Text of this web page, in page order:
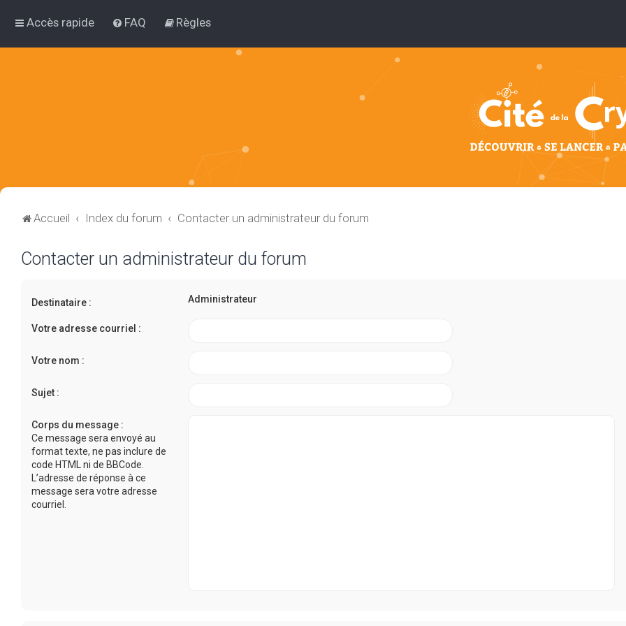
Accès rapide FAQ Règles
Accueil Index du forum Contacter un administrateur du forum
Contacter un administrateur du forum
Destinataire : Administrateur
Votre adresse courriel :
Votre nom :
Sujet :
Corps du message :
Ce message sera envoyé au
format texte, ne pas inclure de
code HTML ni de BBCode.
L’adresse de réponse à ce
message sera votre adresse
courriel.